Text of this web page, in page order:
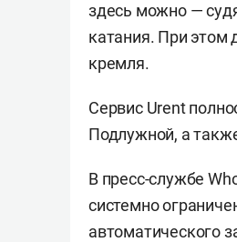
здесь можно —
катания. При этом
кремля.
Сервис Urent
Подлужной, а
В пресс-службе
системно
автоматического